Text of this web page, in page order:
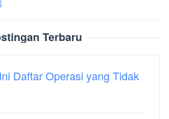
Terbaru
Daftar Operasi yang Tidak